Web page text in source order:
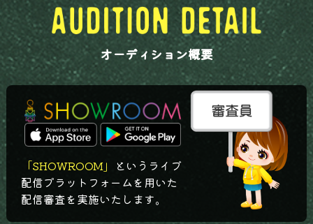
オーディション概要
「SHOWROOM」 というライブ
配信プラットフォームを 用いた
配信審査を実施いたします。